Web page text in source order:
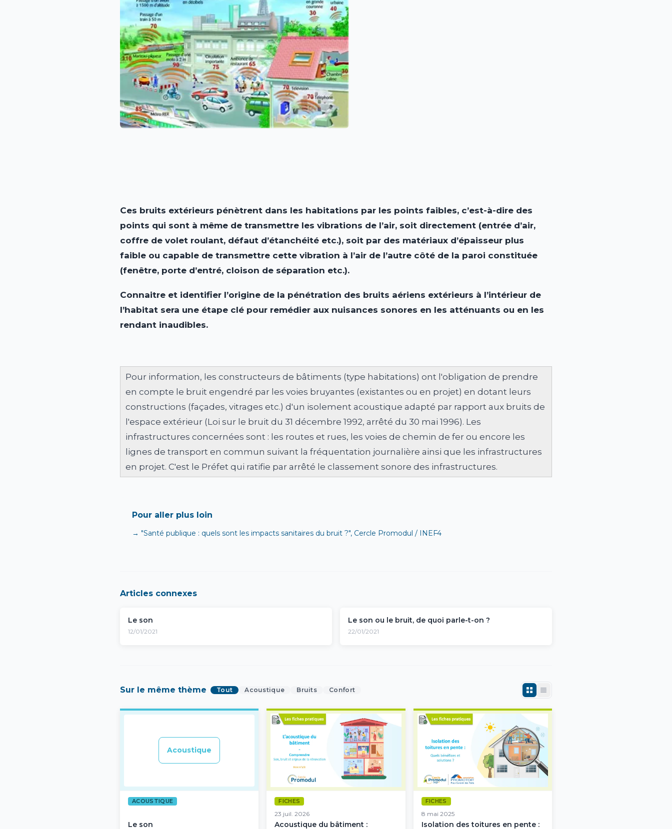
Ces bruits extérieurs pénètrent dans les habitations par les points faibles, c’est-à-dire des
points qui sont à même de transmettre les vibrations de l’air, soit directement (entrée d’air,
coffre de volet roulant, défaut d’étanchéité etc.), soit par des matériaux d’épaisseur plus
faible ou capable de transmettre cette vibration à l’air de l’autre côté de la paroi constituée
(fenêtre, porte d’entré, cloison de séparation etc.).
Connaitre et identifier l’origine de la pénétration des bruits aériens extérieurs à l’intérieur de
l’habitat sera une étape clé pour remédier aux nuisances sonores en les atténuants ou en les
rendant inaudibles.
Pour information, les constructeurs de bâtiments (type habitations) ont l'obligation de prendre
en compte le bruit engendré par les voies bruyantes (existantes ou en projet) en dotant leurs
constructions (façades, vitrages etc.) d'un isolement acoustique adapté par rapport aux bruits de
l'espace extérieur (Loi sur le bruit du 31 décembre 1992, arrêté du 30 mai 1996). Les
infrastructures concernées sont : les routes et rues, les voies de chemin de fer ou encore les
lignes de transport en commun suivant la fréquentation journalière ainsi que les infrastructures
en projet. C'est le Préfet qui ratifie par arrêté le classement sonore des infrastructures.
Pour aller plus loin
→ "Santé publique : quels sont les impacts sanitaires du bruit ?", Cercle Promodul / INEF4
Articles connexes
Le son
12/01/2021
Le son ou le bruit, de quoi parle-t-on ?
22/01/2021
Sur le même thème Tout Acoustique Bruits Confort
Acoustique
ACOUSTIQUE
Le son
FICHES
23 juil. 2026
Acoustique du bâtiment :
FICHES
8 mai 2025
Isolation des toitures en pente :